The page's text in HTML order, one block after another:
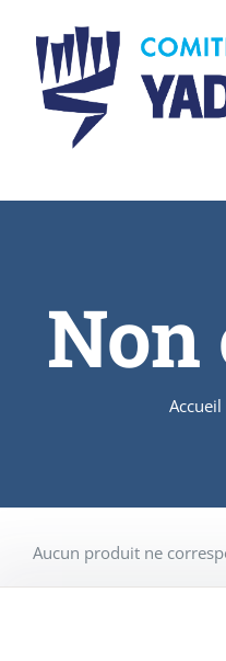
content
Non
Accueil
Aucun produit ne